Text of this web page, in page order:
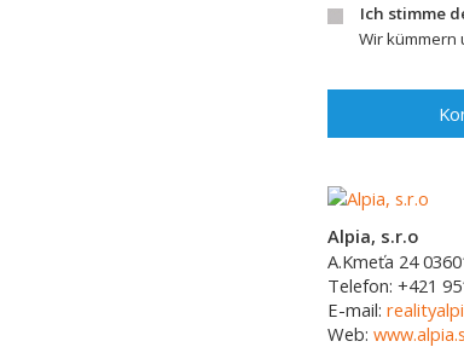
Ich stimme
Wir kümmern
Alpia, s.r.o
A.Kmeťa 24
Telefon: +421
E-mail:
Web: